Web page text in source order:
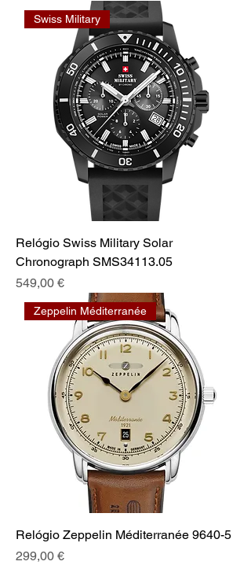
Swiss Military
Relógio Swiss Military Solar
Chronograph SMS34113.05
Preço
549,00 €
Zeppelin Méditerranée
Relógio Zeppelin Méditerranée 9640-5
Preço
299,00 €